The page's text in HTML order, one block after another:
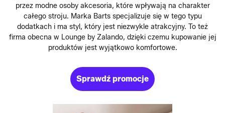
przez modne osoby akcesoria, które wpływają na charakter
całego stroju. Marka Barts specjalizuje się w tego typu
dodatkach i ma styl, który jest niezwykle atrakcyjny. To też
firma obecna w Lounge by Zalando, dzięki czemu kupowanie jej
produktów jest wyjątkowo komfortowe.
Sprawdź promocje